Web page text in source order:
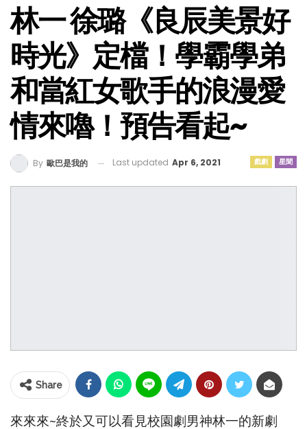
林一 徐璐《良辰美景好
時光》定檔！學霸學弟
和當紅女歌手的浪漫愛
情來嚕！預告看起~
戲劇 星聞
By 歐巴是我的 Last updated Apr 6, 2021
Share
來來來~終於又可以看見校園劇男神林一的新劇